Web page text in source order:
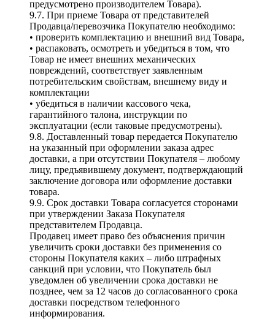
предусмотрено производителем Товара).
9.7. При приеме Товара от представителей
Продавца/перевозчика Покупателю необходимо:
• проверить комплектацию и внешний вид Товара,
• распаковать, осмотреть и убедиться в том, что
Товар не имеет внешних механических
повреждений, соответствует заявленным
потребительским свойствам, внешнему виду и
комплектации
• убедиться в наличии кассового чека,
гарантийного талона, инструкции по
эксплуатации (если таковые предусмотрены).
9.8. Доставленный товар передается Покупателю
на указанный при оформлении заказа адрес
доставки, а при отсутствии Покупателя – любому
лицу, предъявившему документ, подтверждающий
заключение договора или оформление доставки
товара.
9.9. Срок доставки Товара согласуется сторонами
при утверждении Заказа Покупателя
представителем Продавца.
Продавец имеет право без объяснения причин
увеличить сроки доставки без применения со
стороны Покупателя каких – либо штрафных
санкций при условии, что Покупатель был
уведомлен об увеличении срока доставки не
позднее, чем за 12 часов до согласованного срока
доставки посредством телефонного
информирования.